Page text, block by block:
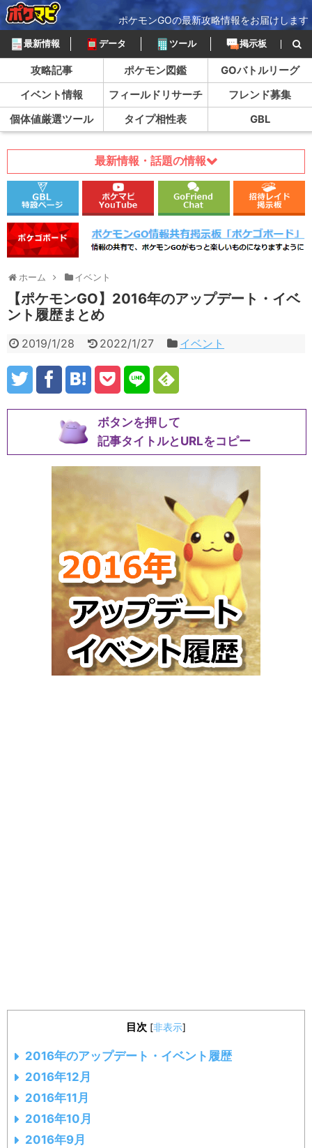
ポケモンGOの最新攻略情報をお届けします
最新情報 データ ツール 掲示板
攻略記事 ポケモン図鑑
GOバトルリーグ
イベント情報
フィールドリサーチ
フレンド募集
個体値厳選ツール
タイプ相性表 GBL
最新情報・話題の情報
ホーム イベント
【ポケモンGO】2016年のアップデート・イベ
ント履歴まとめ
2019/1/28 2022/1/27 イベント
ボタンを押して
記事タイトルとURLをコピー
目次 [非表示]
2016年のアップデート・イベント履歴
2016年12月
2016年11月
2016年10月
2016年9月